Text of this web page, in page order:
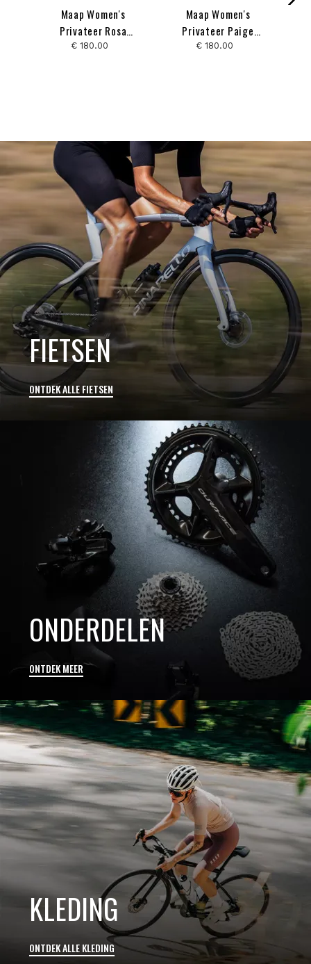
Maap Women's
Privateer Rosa
Kloser Pro Air Jersey
€ 180.00
Maap Women's
Privateer Paige
Onweller Pro Air
€ 180.00
ONTDEK ALLE FIETSEN
FIETSEN
ONTDEK MEER
ONDERDELEN
ONTDEK ALLE KLEDING
KLEDING